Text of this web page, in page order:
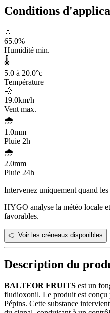
Conditions
💧
65.0%
Humidité min.
🌡️
5.0 à 20.0°c
Température
💨
19.0km/h
Vent max.
🌧️
1.0mm
Pluie 2h
🌧️
2.0mm
Pluie 24h
Intervenez uniquement quand
HYGO analyse la météo locale
favorables.
👉 Voir les créneaux disponibles
Description du
BALTEOR FRUITS est un
fludioxonil. Le produit est
Pépins. Cette substance